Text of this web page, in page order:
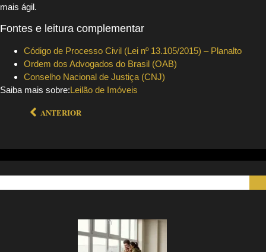
mais ágil.
Fontes e leitura complementar
Código de Processo Civil (Lei nº 13.105/2015) – Planalto
Ordem dos Advogados do Brasil (OAB)
Conselho Nacional de Justiça (CNJ)
Saiba mais sobre:Leilão de Imóveis
ANTERIOR